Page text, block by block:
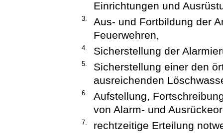
Einrichtungen und
3.
Aus- und Fortbildung der
Feuerwehren,
4. Sicherstellung der
5.
Sicherstellung einer den
ausreichenden
6.
Aufstellung,
von Alarm- und
7. rechtzeitige Erteilung